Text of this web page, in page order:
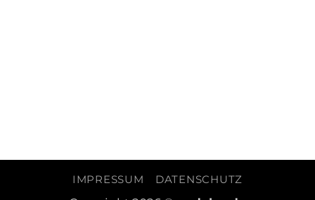
IMPRESSUM DATENSCHUTZ